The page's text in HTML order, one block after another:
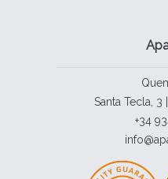
Santa Tecla,
+34